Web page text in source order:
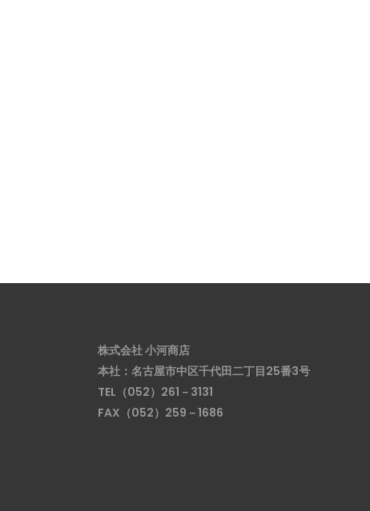
株式会社 小河商店
本社：名古屋市中区千代田二丁目25番3号
TEL（052）261－3131
FAX（052）259－1686